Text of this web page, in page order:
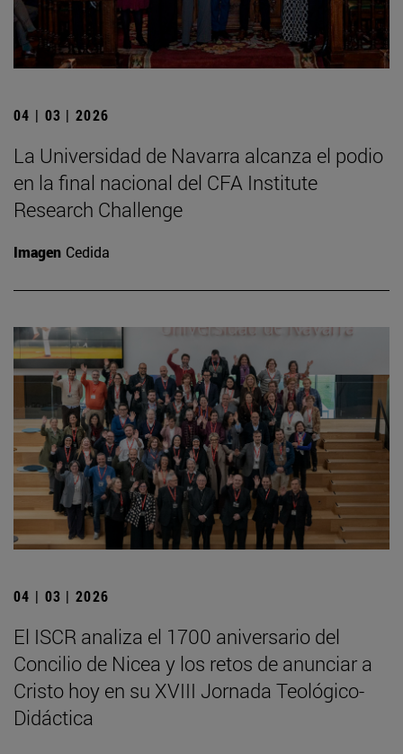
04 | 03 | 2026
La Universidad de Navarra alcanza el podio
en la final nacional del CFA Institute
Research Challenge
Imagen Cedida
04 | 03 | 2026
El ISCR analiza el 1700 aniversario del
Concilio de Nicea y los retos de anunciar a
Cristo hoy en su XVIII Jornada Teológico-
Didáctica